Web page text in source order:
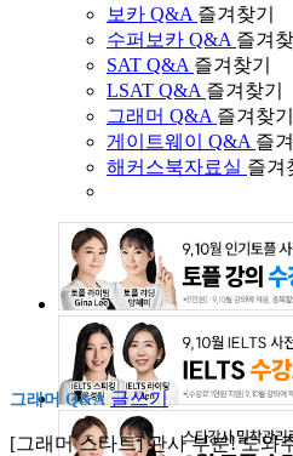
보카 Q&A 즐겨찾기
수퍼보카 Q&A 즐겨찾
SAT Q&A 즐겨찾기
LSAT Q&A 즐겨찾기
그래머 Q&A 즐겨찾기
게이트웨이 Q&A 즐
해커스북자료실 즐겨
그래머 Q&A 글쓰기
[그래머 스타트] 관사 부분! 도와